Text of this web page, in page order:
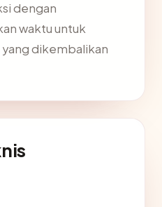
dengan
waktu untuk
dikembalikan